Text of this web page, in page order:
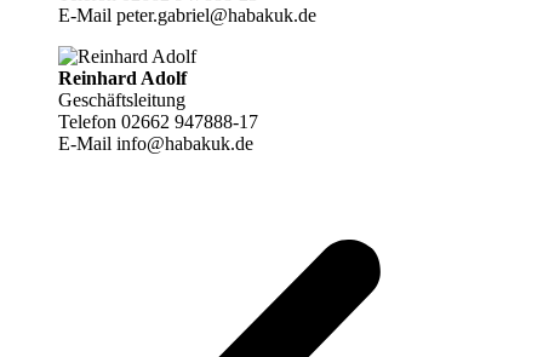
E-Mail peter.gabriel@habakuk.de
Reinhard Adolf
Geschäftsleitung
Telefon 02662 947888-17
E-Mail info@habakuk.de